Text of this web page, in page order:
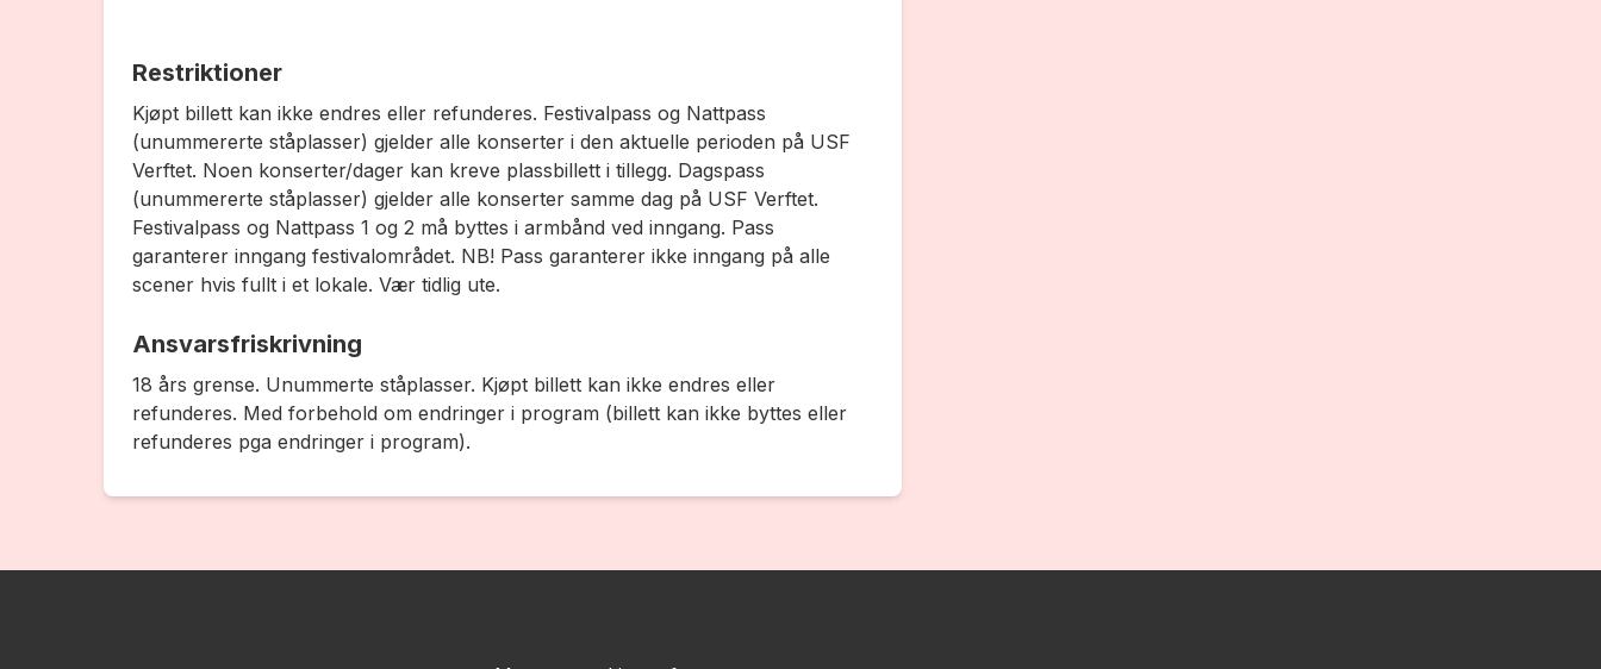
Restriktioner
Kjøpt billett kan ikke endres eller refunderes. Festivalpass og Nattpass
(unummererte ståplasser) gjelder alle konserter i den aktuelle perioden på USF
Verftet. Noen konserter/dager kan kreve plassbillett i tillegg. Dagspass
(unummererte ståplasser) gjelder alle konserter samme dag på USF Verftet.
Festivalpass og Nattpass 1 og 2 må byttes i armbånd ved inngang. Pass
garanterer inngang festivalområdet. NB! Pass garanterer ikke inngang på alle
scener hvis fullt i et lokale. Vær tidlig ute.
Ansvarsfriskrivning
18 års grense. Unummerte ståplasser. Kjøpt billett kan ikke endres eller
refunderes. Med forbehold om endringer i program (billett kan ikke byttes eller
refunderes pga endringer i program).